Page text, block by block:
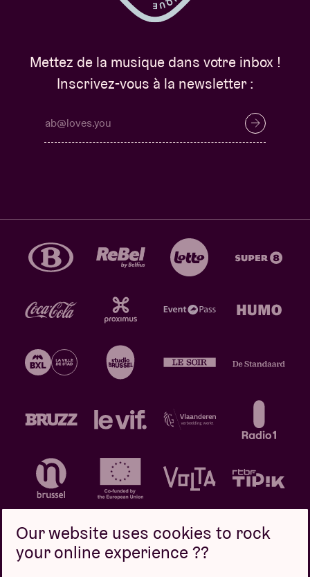
Mettez de la musique dans votre inbox !
Inscrivez-vous à la newsletter :
Our website uses cookies to rock
your online experience ??